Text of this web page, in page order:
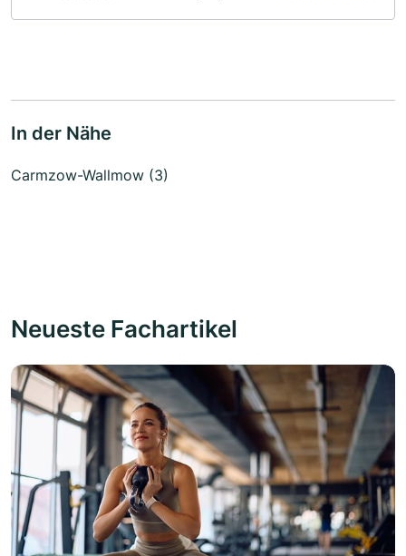
In der Nähe
Carmzow-Wallmow (3)
Neueste Fachartikel